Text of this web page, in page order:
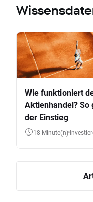
Wie funktioniert
Aktienhandel? So
der Einstieg
18 Minute(n)